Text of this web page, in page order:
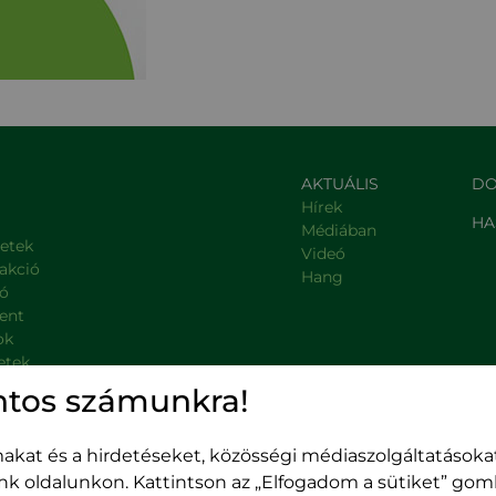
kormányzati intézmények
AKTUÁLIS
Hírek
Médiában
Videó
Hang
számunkra!
és a hirdetéseket, közösségi
oldalunkon. Kattintson az „Elfogadom a sütiket”